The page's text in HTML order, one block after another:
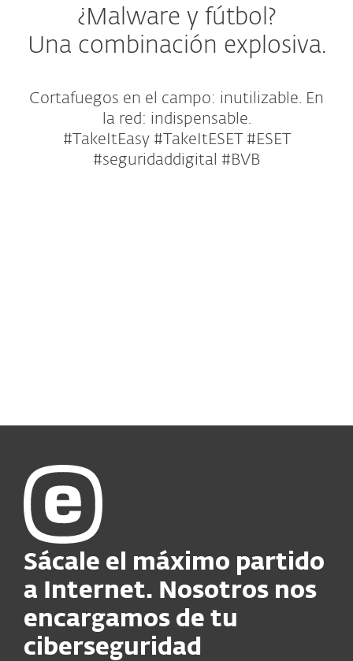
¿Malware y fútbol?
Una combinación explosiva.
Cortafuegos en el campo: inutilizable. En
la red: indispensable.
#TakeItEasy #TakeItESET #ESET
#seguridaddigital #BVB
Sácale el máximo partido
a Internet. Nosotros nos
encargamos de tu
ciberseguridad